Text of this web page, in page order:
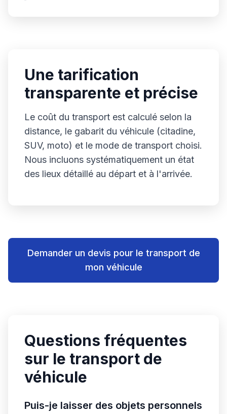
Une tarification
transparente et précise
Le coût du transport est calculé selon la
distance, le gabarit du véhicule (citadine,
SUV, moto) et le mode de transport choisi.
Nous incluons systématiquement un état
des lieux détaillé au départ et à l'arrivée.
Demander un devis pour le transport de
mon véhicule
Questions fréquentes
sur le transport de
véhicule
Puis-je laisser des objets personnels